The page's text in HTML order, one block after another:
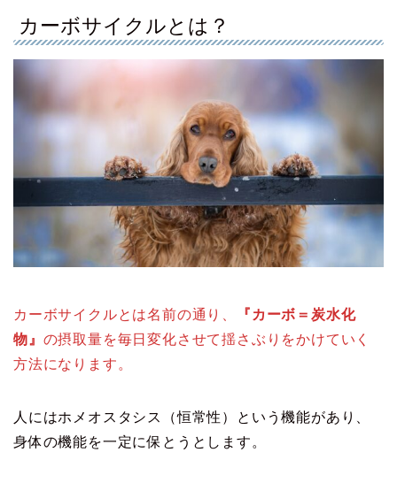
カーボサイクルとは？
カーボサイクルとは名前の通り、
『カーボ＝炭水化
物』 の摂取量を毎日変化させて揺さぶりをかけていく
方法になります。
人にはホメオスタシス（恒常性）という機能があり、
身体の機能を一定に保とうとします。